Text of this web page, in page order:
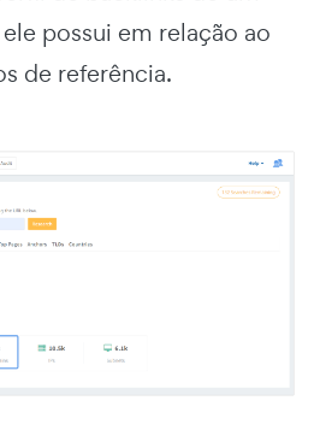
possui em relação ao
de referência.